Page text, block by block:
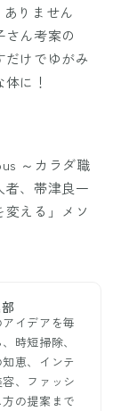
りません
ん考案の
だけでゆがみ
に！
～カラダ職
者、帯津良一
える」メソ
イデアを毎
時短掃除、
恵、インテ
、ファッシ
の提案まで